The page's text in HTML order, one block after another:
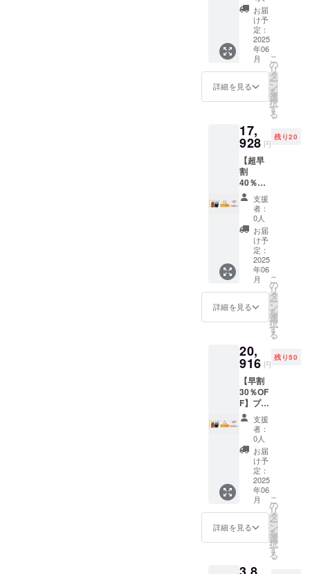
れました。
了承く
ださ
い。 ※
ご注文
状況、
使用部
材の供
給状
合等に
より出
荷時期
が遅れ
る場合
があり
ます。
※税・送
料込み
した場
合、正
規販売
価格が
販売予
定価格
より下
がる可
※デザイ
ン・仕
様は変
更にな
る可能
性もご
ざいま
す。ご
了承く
ださ
い。 ※
ご注文
状況、
使用部
材の供
給状
況、製
より出
荷時期
が遅れ
る場合
があり
ます。
※税・送
料込み
ル各6本
セット
≪14,94
0円もお
得！≫
総額：
29,880
円
→14,94
0円
(50%OF
F) ・プ
レート
＋ボト
ル 各6
本 ※皆
様のご
支援に
より量
産効率
が向上
した場
合、正
規販売
価格が
販売予
定価格
より下
ます。
※デザイ
ン・仕
様は変
更にな
る可能
性もご
ざいま
す。ご
了承く
ださ
い。 ※
ご注文
状況、
使用部
材の供
給状
お届
け予
定：
2025
年06
月
詳細を見る
こ
の
リ
タ
ー
ン
を
選
択
す
る
17,
928 円
残り20
【超早
割
40％OF
F】プ
レート
＋ボト
ル各6本
セット
≪11,95
2円もお
得！≫
総額：
29,880
円
→17,92
8円
(40%OF
F) ・プ
レート
＋ボト
ル 各6
本 ※皆
様のご
支援に
より量
産効率
が向上
した場
合、正
規販売
価格が
販売予
定価格
より下
ます。
支援
者：
0人
お届
け予
定：
2025
年06
月
詳細を見る
こ
の
リ
タ
ー
ン
を
選
択
す
る
20,
916 円
残り50
【早割
30％OF
F】プ
レート
＋ボト
ル各6本
セット
≪8,964
円もお
得！≫
総額：
29,880
円
→20,91
6円
(30%OF
レート
支援
者：
0人
お届
け予
定：
2025
年06
月
詳細を見る
こ
の
リ
タ
ー
ン
を
選
択
す
る